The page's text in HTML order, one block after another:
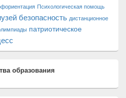
Психологическая помощь
безопасность дистанционное
патриотическое
образования